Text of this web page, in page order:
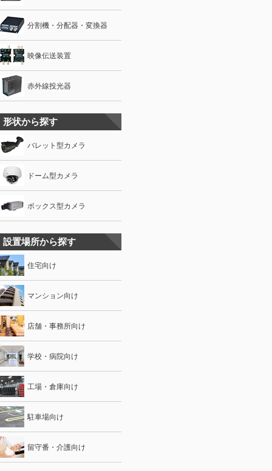
分割機・分配器・変換器
映像伝送装置
赤外線投光器
形状から探す
バレット型カメラ
ドーム型カメラ
ボックス型カメラ
設置場所から探す
住宅向け
マンション向け
店舗・事務所向け
学校・病院向け
工場・倉庫向け
駐車場向け
留守番・介護向け